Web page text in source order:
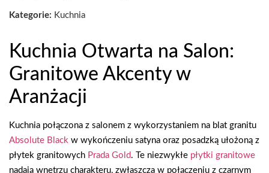
Kategorie: Kuchnia
Kuchnia Otwarta na Salon:
Granitowe Akcenty w
Aranżacji
Kuchnia połączona z salonem z wykorzystaniem na blat granitu
Absolute Black w wykończeniu satyna oraz posadzką ułożoną z
płytek granitowych Prada Gold. Te niezwykłe płytki granitowe
nadają wnętrzu charakteru, zwłaszcza w połączeniu z czarnym